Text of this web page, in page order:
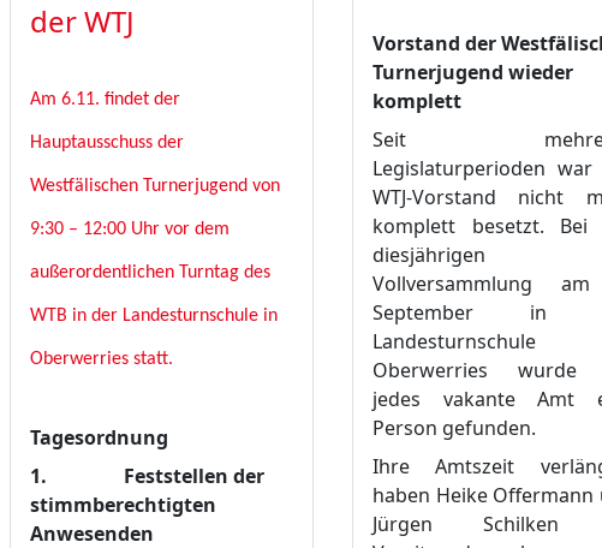
der WTJ
Am 6.11. findet der
Hauptausschuss der
Westfälischen Turnerjugend von
9:30 – 12:00 Uhr vor dem
außerordentlichen Turntag des
WTB in der Landesturnschule in
Oberwerries statt.
Tagesordnung
1. Feststellen der
stimmberechtigten
Anwesenden
Vorstand der
Turnerjugend wieder
komplett
Seit
Legislaturperioden
WTJ-Vorstand nicht
komplett besetzt. Bei
diesjährigen
Vollversammlung
September in
Oberwerries
jedes vakante Amt
Person gefunden.
Ihre Amtszeit
haben Heike Offermann
Jürgen Schilken